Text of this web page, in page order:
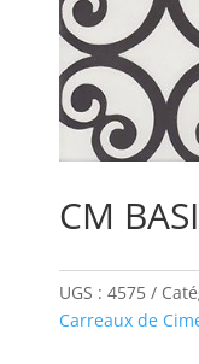
CM
UGS :4575
Carreaux de